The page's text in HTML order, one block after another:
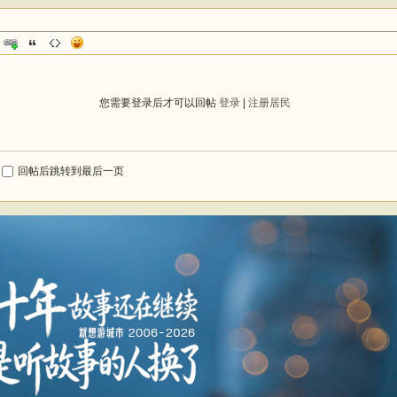
您需要登录后才可以回帖 登录| 注册居民
回帖后跳转到最后一页